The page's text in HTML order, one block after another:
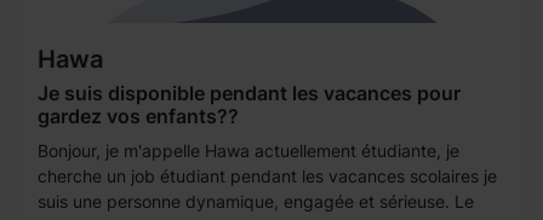
Hawa
Je suis disponible pendant les vacances pour
gardez vos enfants??
Bonjour, je m'appelle Hawa actuellement étudiante, je
cherche un job étudiant pendant les vacances scolaires je
suis une personne dynamique, engagée et sérieuse. Le